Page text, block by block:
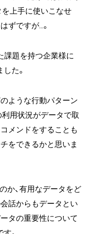
を上手に使いこなせ
ずですが…。
題を持つ企業様に
た。
ような行動パターン
用状況がデータで取
メンドをすることも
をできるかと思いま
か、有用なデータをど
話からもデータとい
タの重要性について